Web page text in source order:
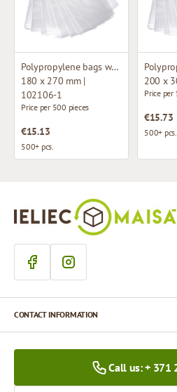
Polypropylene bags without bottom base
180 x 270 mm |
102106-1
Price per 500 pieces
€15.13
500+ pcs.
200 x
Price per
€15.73
500+ pcs.
CONTACT INFORMATION
Call us: + 371